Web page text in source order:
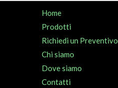
Home
Prodotti
Richiedi un Preventivo
Chi siamo
Dove siamo
Contatti